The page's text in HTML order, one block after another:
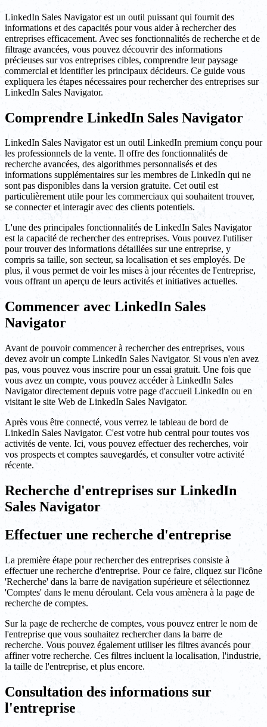
LinkedIn Sales Navigator est un outil puissant qui fournit des
informations et des capacités pour vous aider à rechercher des
entreprises efficacement. Avec ses fonctionnalités de recherche et de
filtrage avancées, vous pouvez découvrir des informations
précieuses sur vos entreprises cibles, comprendre leur paysage
commercial et identifier les principaux décideurs. Ce guide vous
expliquera les étapes nécessaires pour rechercher des entreprises sur
LinkedIn Sales Navigator.
Comprendre LinkedIn Sales Navigator
LinkedIn Sales Navigator est un outil LinkedIn premium conçu pour
les professionnels de la vente. Il offre des fonctionnalités de
recherche avancées, des algorithmes personnalisés et des
informations supplémentaires sur les membres de LinkedIn qui ne
sont pas disponibles dans la version gratuite. Cet outil est
particulièrement utile pour les commerciaux qui souhaitent trouver,
se connecter et interagir avec des clients potentiels.
L'une des principales fonctionnalités de LinkedIn Sales Navigator
est la capacité de rechercher des entreprises. Vous pouvez l'utiliser
pour trouver des informations détaillées sur une entreprise, y
compris sa taille, son secteur, sa localisation et ses employés. De
plus, il vous permet de voir les mises à jour récentes de l'entreprise,
vous offrant un aperçu de leurs activités et initiatives actuelles.
Commencer avec LinkedIn Sales
Navigator
Avant de pouvoir commencer à rechercher des entreprises, vous
devez avoir un compte LinkedIn Sales Navigator. Si vous n'en avez
pas, vous pouvez vous inscrire pour un essai gratuit. Une fois que
vous avez un compte, vous pouvez accéder à LinkedIn Sales
Navigator directement depuis votre page d'accueil LinkedIn ou en
visitant le site Web de LinkedIn Sales Navigator.
Après vous être connecté, vous verrez le tableau de bord de
LinkedIn Sales Navigator. C'est votre hub central pour toutes vos
activités de vente. Ici, vous pouvez effectuer des recherches, voir
vos prospects et comptes sauvegardés, et consulter votre activité
récente.
Recherche d'entreprises sur LinkedIn
Sales Navigator
Effectuer une recherche d'entreprise
La première étape pour rechercher des entreprises consiste à
effectuer une recherche d'entreprise. Pour ce faire, cliquez sur l'icône
'Recherche' dans la barre de navigation supérieure et sélectionnez
'Comptes' dans le menu déroulant. Cela vous amènera à la page de
recherche de comptes.
Sur la page de recherche de comptes, vous pouvez entrer le nom de
l'entreprise que vous souhaitez rechercher dans la barre de
recherche. Vous pouvez également utiliser les filtres avancés pour
affiner votre recherche. Ces filtres incluent la localisation, l'industrie,
la taille de l'entreprise, et plus encore.
Consultation des informations sur
l'entreprise